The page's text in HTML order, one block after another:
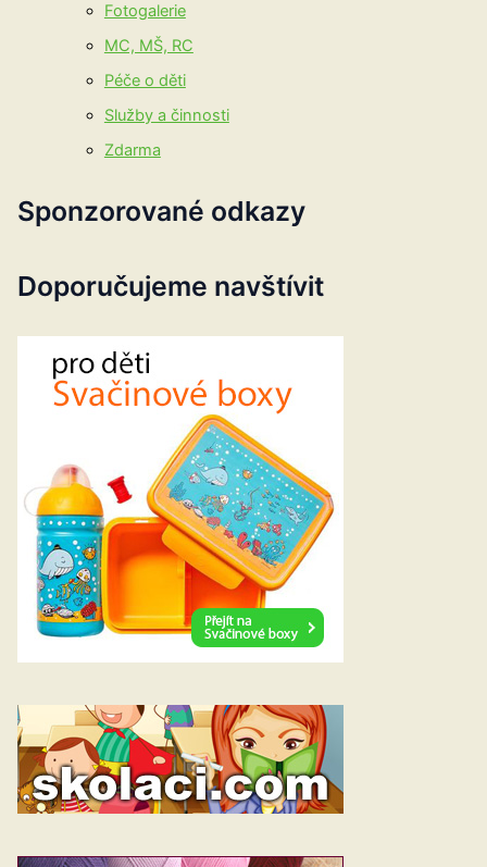
Fotogalerie
MC, MŠ, RC
Péče o děti
Služby a činnosti
Zdarma
Sponzorované odkazy
Doporučujeme navštívit